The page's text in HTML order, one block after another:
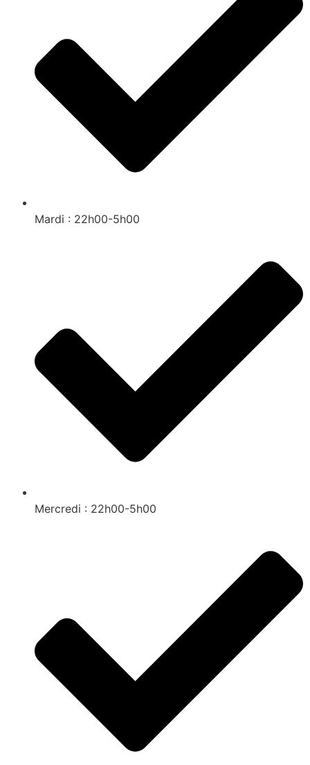
Mardi : 22h00-5h00
Mercredi : 22h00-5h00